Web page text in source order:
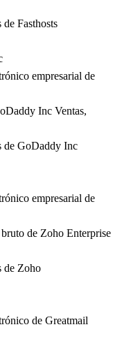
Fasthosts
empresarial de
Inc Ventas,
de GoDaddy Inc
empresarial de
de Zoho Enterprise
de Zoho
de Greatmail